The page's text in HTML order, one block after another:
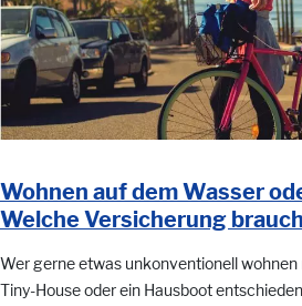
Wohnen auf dem Wasser
Welche Versicherung
Wer gerne etwas unkonventionell
Tiny-House oder ein Hausboot